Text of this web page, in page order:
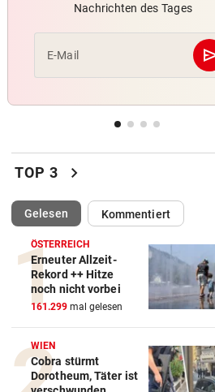
22-Jährige erlitt auf
Schwächeanfall
vor
Wroclav Panthers
Sieg! Erfolgreiches Debüt für
Senft in Karlsruhe
BUNDESLIGA IM TICKER
LIVE ab 17 Uhr: GAK gegen
Lustenau
ALLES WAR KLAR, DANN vor
Überraschende Gründe:
Drama um Ilzer-Ass!
GERICHTSENTSCHEIDUNG vor
ÖAMTC nicht gerufen: 130
Nachrichten des Tages
E-Mail
TOP 3 chevron_right
Gelesen(ausgewählt)Kommentiert
ÖSTERREICH
Erneuter Allzeit-
Rekord ++ Hitze
noch nicht vorbei
161.299 mal gelesen
WIEN
Cobra stürmt
Dorotheum, Täter ist